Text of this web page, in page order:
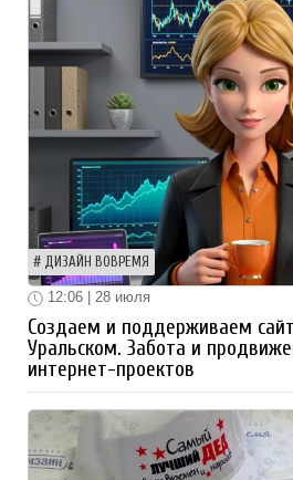
ДИЗАЙН ВОВРЕМЯ
12:06 | 28 июля
Создаем и поддерживаем
Уральском. Забота и
интернет-проектов